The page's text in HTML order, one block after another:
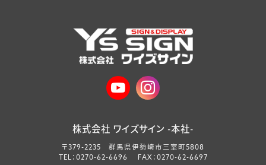
株式会社 ワイズサイン -本社-
〒379-2235 群馬県伊勢崎市三室町5808
TEL：0270-62-6696 FAX：0270-62-6697